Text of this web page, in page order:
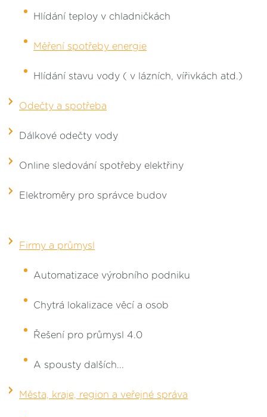
Hlídání teploy v chladničkách
Měření spotřeby energie
Hlídání stavu vody ( v lázních, vířivkách atd.)
Odečty a spotřeba
Dálkové odečty vody
Online sledování spotřeby elektřiny
Elektroměry pro správce budov
Firmy a průmysl
Automatizace výrobního podniku
Chytrá lokalizace věcí a osob
Řešení pro průmysl 4.0
A spousty dalších...
Města, kraje, region a veřejné správa